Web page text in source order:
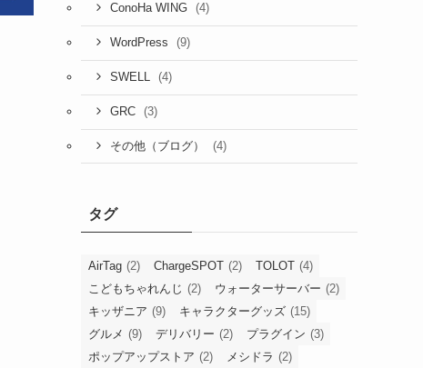
ConoHa WING (4)
WordPress (9)
SWELL (4)
GRC (3)
その他（ブログ） (4)
タグ
AirTag (2) ChargeSPOT (2) TOLOT (4)
こどもちゃれんじ (2) ウォーターサーバー (2)
キッザニア (9) キャラクターグッズ (15)
グルメ (9) デリバリー (2) プラグイン (3)
ポップアップストア (2) メシドラ (2)